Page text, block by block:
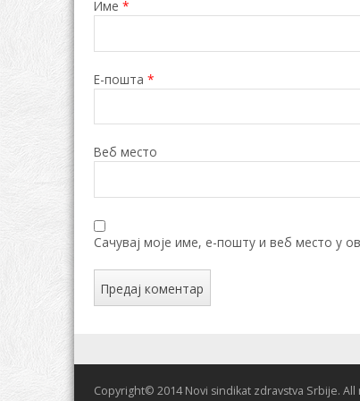
Име*
Е-пошта*
Веб место
Сачувај моје име, е-пошту и веб место у
Copyright© 2014 Novi sindikat zdravstva Srbije.